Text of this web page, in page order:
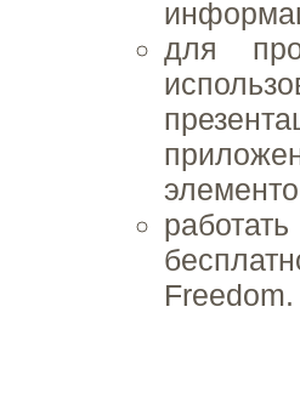
для
Freedom.